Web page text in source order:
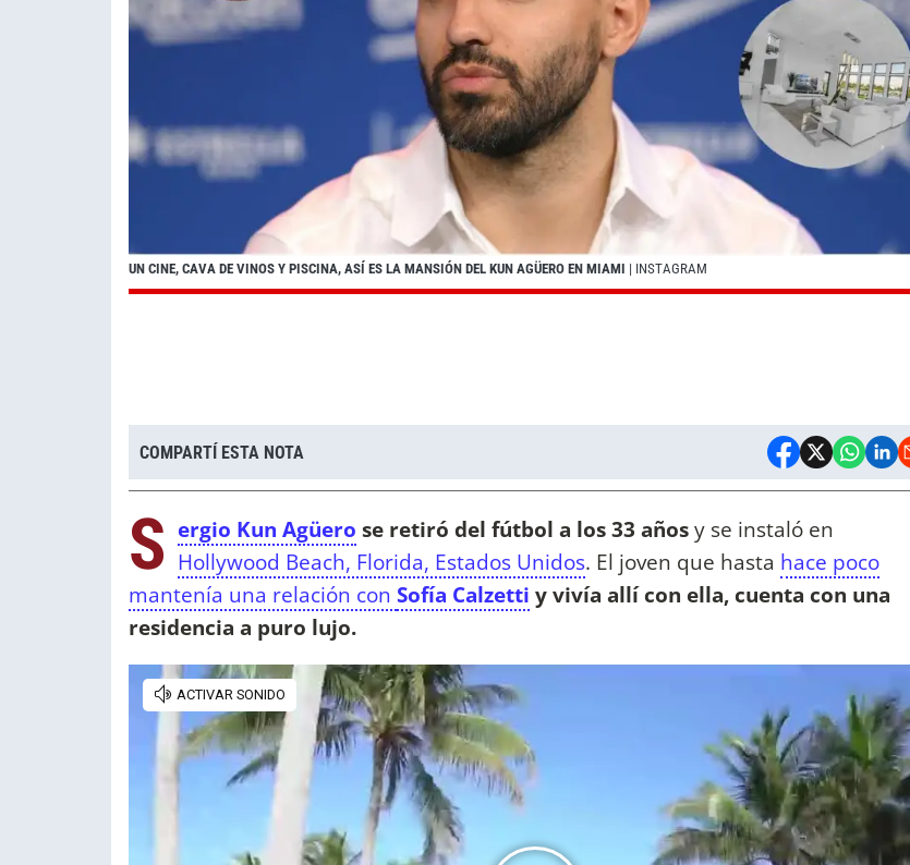
UN CINE, CAVA DE VINOS Y PISCINA, ASÍ ES LA MANSIÓN DEL KUN AGÜERO EN MIAMI | INSTAGRAM
COMPARTÍ ESTA NOTA
S ergio Kun Agüero se retiró del fútbol a los 33 añosy se instaló en
Hollywood Beach, Florida, Estados Unidos. El joven que hasta hace poco
mantenía una relación con Sofía Calzetti y vivía allí con ella, cuenta con una
residencia a puro lujo.